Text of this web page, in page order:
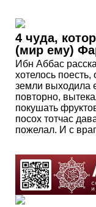
4 чуда,
(мир ему)
Ибн Аббас
хотелось
земли выходила
повторно,
покушать
посох тотчас
пожелал. И с